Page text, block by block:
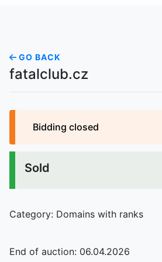
GO BACK
fatalclub.cz
Bidding closed
Sold
Category: Domains with ranks
End of auction: 06.04.2026